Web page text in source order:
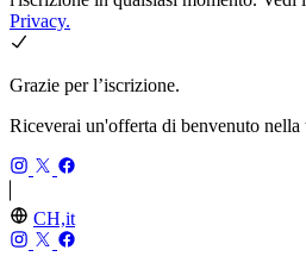
Privacy.
Grazie per l’iscrizione.
Riceverai un'offerta di benvenuto nella
CH,it